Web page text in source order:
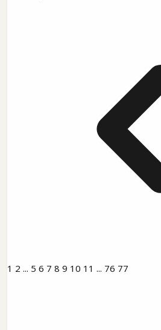
1 2 ... 5 6 7 8 9 10 11 ... 76 77